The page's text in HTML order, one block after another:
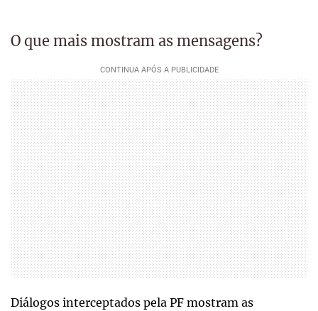
O que mais mostram as mensagens?
Diálogos interceptados pela PF mostram as